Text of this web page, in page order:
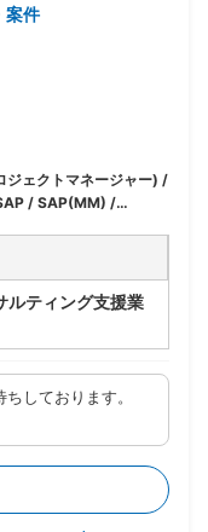
案件
ジェクトマネージャー) /
/ SAP(MM) /
ルティング支援業
ロジェクトのリ
グ業務
しております。